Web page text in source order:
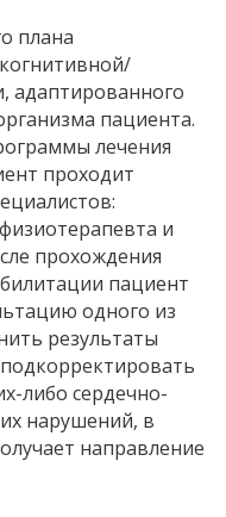
плана
адаптированного
пациента.
лечения
проходит
и
прохождения
пациент
одного из
результаты
либо сердечно-
нарушений, в
направление